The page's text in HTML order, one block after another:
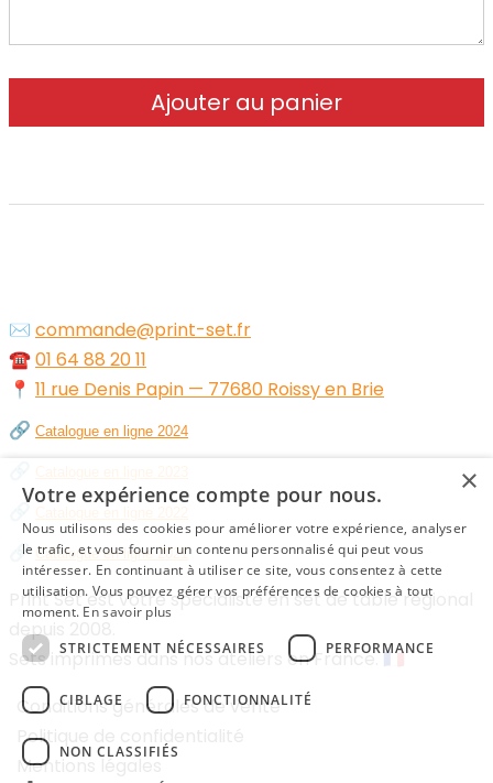
✉️ commande@print-set.fr
☎️01 64 88 20 11
📍 11 rue Denis Papin — 77680 Roissy en Brie
🔗 Catalogue en ligne 2024
🔗 Catalogue en ligne 2021
Print Set est votre spécialiste en set de table régional
depuis 2008.
Sets imprimés dans nos ateliers en France. 🇫🇷
Conditions générales de vente
Politique de confidentialité
Mentions légales
×
Votre expérience compte pour nous.
Nous utilisons des cookies pour améliorer votre expérience, analyser
le trafic, et vous fournir un contenu personnalisé qui peut vous
intéresser. En continuant à utiliser ce site, vous consentez à cette
utilisation. Vous pouvez gérer vos préférences de cookies à tout
moment. En savoir plus
STRICTEMENT NÉCESSAIRES
PERFORMANCE
CIBLAGE FONCTIONNALITÉ
NON CLASSIFIÉS